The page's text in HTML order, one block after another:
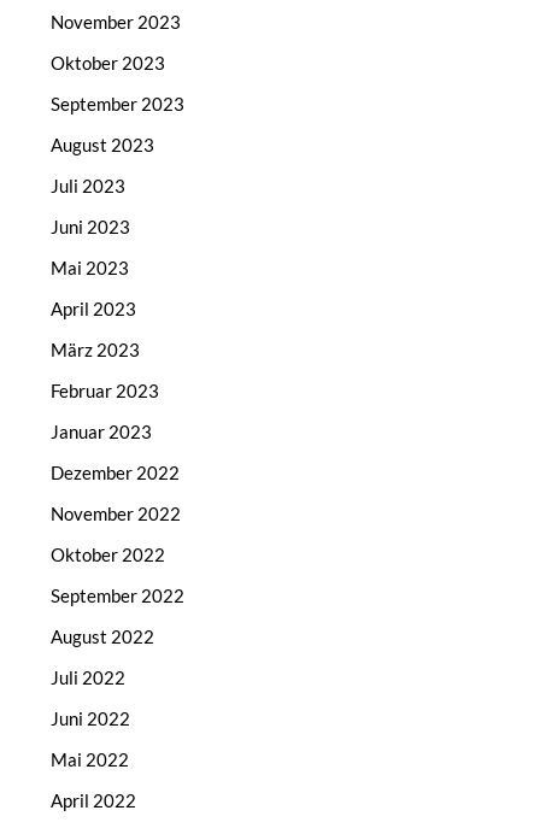
November 2023
Oktober 2023
September 2023
August 2023
Juli 2023
Juni 2023
Mai 2023
April 2023
März 2023
Februar 2023
Januar 2023
Dezember 2022
November 2022
Oktober 2022
September 2022
August 2022
Juli 2022
Juni 2022
Mai 2022
April 2022